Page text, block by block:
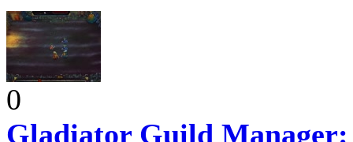
0
Gladiator Guild Manager: